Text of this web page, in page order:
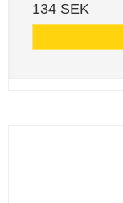
134 SEK